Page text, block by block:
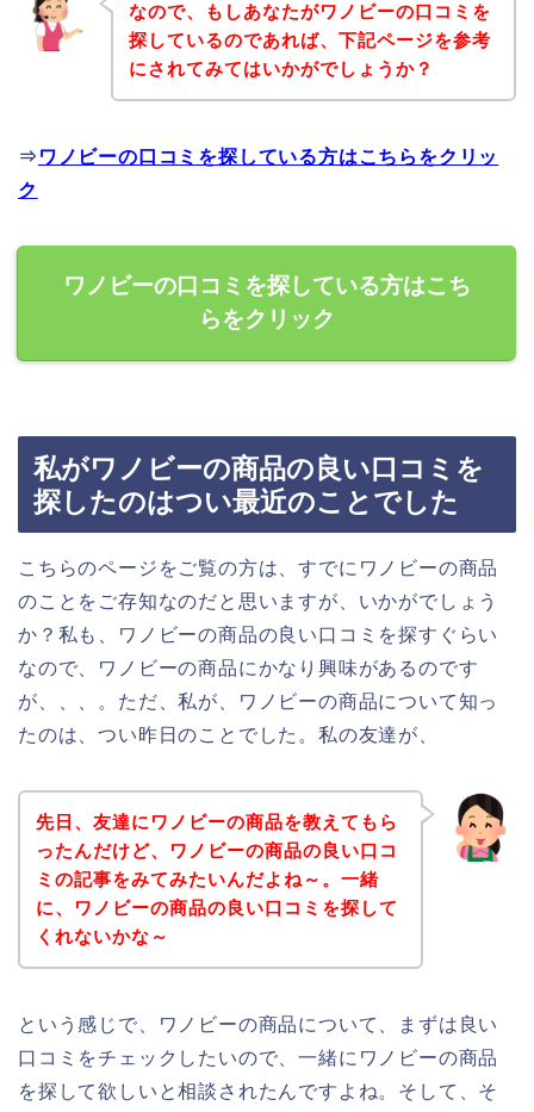
なので、もしあなたがワノビーの口コミを
探しているのであれば、下記ページを参考
にされてみてはいかがでしょうか？
⇒ ワノビーの口コミを探している方はこちらをクリッ
ク
ワノビーの口コミを探している方はこち
らをクリック
私がワノビーの商品の良い口コミを
探したのはつい最近のことでした
こちらのページをご覧の方は、すでにワノビーの商品
のことをご存知なのだと思いますが、いかがでしょう
か？私も、ワノビーの商品の良い口コミを探すぐらい
なので、ワノビーの商品にかなり興味があるのです
が、、、。ただ、私が、ワノビーの商品について知っ
たのは、つい昨日のことでした。私の友達が、
先日、友達にワノビーの商品を教えてもら
ったんだけど、ワノビーの商品の良い口コ
ミの記事をみてみたいんだよね～。一緒
に、ワノビーの商品の良い口コミを探して
くれないかな～
という感じで、ワノビーの商品について、まずは良い
口コミをチェックしたいので、一緒にワノビーの商品
を探して欲しいと相談されたんですよね。そして、そ